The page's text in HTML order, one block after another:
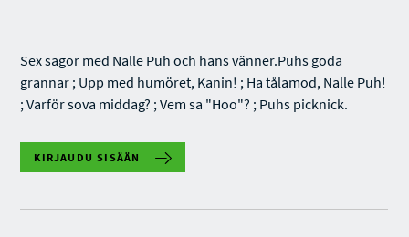
Sex sagor med Nalle Puh och hans vänner.Puhs goda
grannar ; Upp med humöret, Kanin! ; Ha tålamod, Nalle Puh!
; Varför sova middag? ; Vem sa "Hoo"? ; Puhs picknick.
KIRJAUDU SISÄÄN